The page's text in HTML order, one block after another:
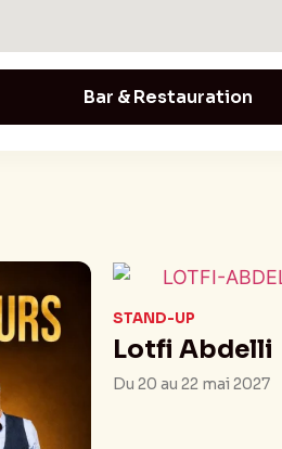
Bar & Restauration
STAND-UP
Lotfi Abdelli
Du 20 au 22 mai 2027